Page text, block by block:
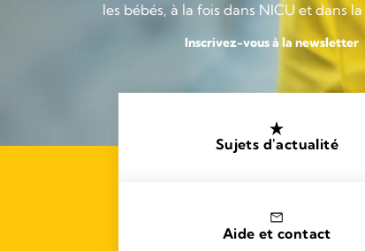
les bébés, à la fois dans NICU et dans
Inscrivez-vous à la newsletter
Sujets d'actualité
Aide et contact